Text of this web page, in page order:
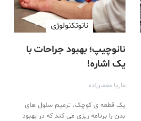
نانوتکنولوژی
نانوچیپ؛ بهبود جراحات با
یک اشاره!
ماریا معمارزاده
یک قطعه ی کوچک، ترمیم سلول های
بدن را برنامه ریزی می کند که در بهبود